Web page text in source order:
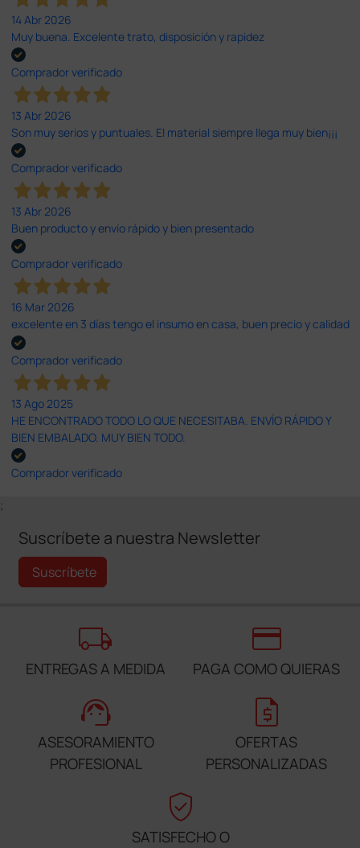
14 Abr 2026
Muy buena. Excelente trato, disposición y rapidez
Comprador verificado
13 Abr 2026
Son muy serios y puntuales. El material siempre llega muy bien¡¡¡
Comprador verificado
13 Abr 2026
Buen producto y envío rápido y bien presentado
Comprador verificado
16 Mar 2026
excelente en 3 días tengo el insumo en casa, buen precio y calidad
Comprador verificado
13 Ago 2025
HE ENCONTRADO TODO LO QUE NECESITABA. ENVÍO RÁPIDO Y
BIEN EMBALADO. MUY BIEN TODO.
Comprador verificado
;
Suscríbete a nuestra Newsletter
Suscríbete
local_shipping
ENTREGAS A MEDIDA
credit_card
PAGA COMO QUIERAS
support_agent
ASESORAMIENTO
PROFESIONAL
request_quote
OFERTAS
PERSONALIZADAS
verified_user
SATISFECHO O